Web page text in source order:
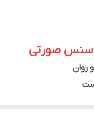
صورتی
روان